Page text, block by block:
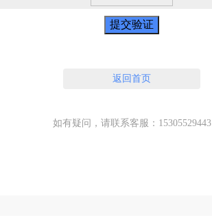
提交验证
返回首页
如有疑问，请联系客服：15305529443